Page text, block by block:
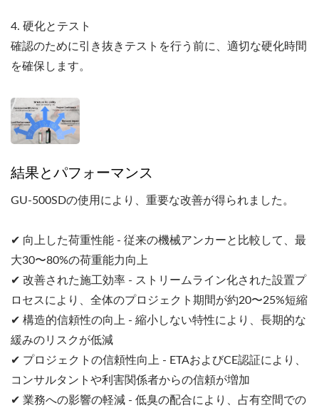
4. 硬化とテスト
確認のために引き抜きテストを行う前に、適切な硬化時間
を確保します。
結果とパフォーマンス
GU-500SDの使用により、重要な改善が得られました。
✔ 向上した荷重性能 - 従来の機械アンカーと比較して、最
大30〜80%の荷重能力向上
✔ 改善された施工効率 - ストリームライン化された設置プ
ロセスにより、全体のプロジェクト期間が約20〜25%短縮
✔ 構造的信頼性の向上 - 縮小しない特性により、長期的な
緩みのリスクが低減
✔ プロジェクトの信頼性向上 - ETAおよびCE認証により、
コンサルタントや利害関係者からの信頼が増加
✔ 業務への影響の軽減 - 低臭の配合により、占有空間での